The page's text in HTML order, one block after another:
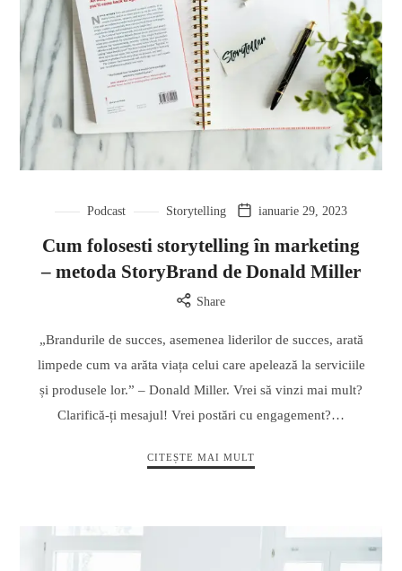
Podcast Storytelling ianuarie 29, 2023
Cum folosesti storytelling în marketing
– metoda StoryBrand de Donald Miller
Share
„Brandurile de succes, asemenea liderilor de succes, arată
limpede cum va arăta viața celui care apelează la serviciile
și produsele lor.” – Donald Miller. Vrei să vinzi mai mult?
Clarifică-ți mesajul! Vrei postări cu engagement?…
CITEȘTE MAI MULT